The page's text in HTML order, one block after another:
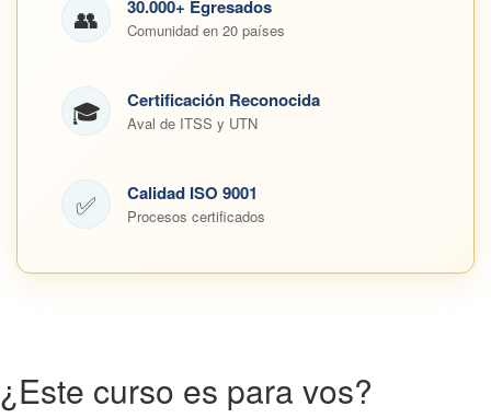
👥 30.000+ Egresados
Comunidad en 20 países
🎓 Certificación Reconocida
Aval de ITSS y UTN
✅ Calidad ISO 9001
Procesos certificados
¿Este curso es para vos?